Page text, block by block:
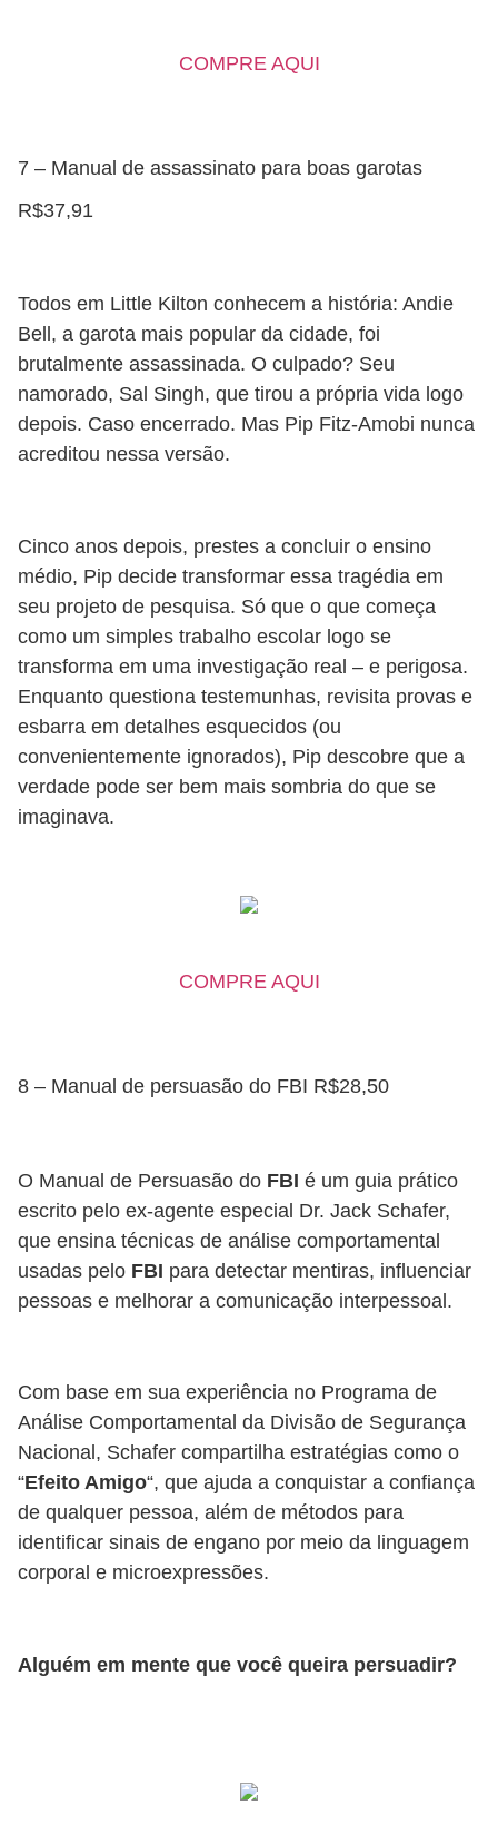
COMPRE AQUI
7 – Manual de assassinato para boas garotas
R$37,91
Todos em Little Kilton conhecem a história: Andie
Bell, a garota mais popular da cidade, foi
brutalmente assassinada. O culpado? Seu
namorado, Sal Singh, que tirou a própria vida logo
depois. Caso encerrado. Mas Pip Fitz-Amobi nunca
acreditou nessa versão.
Cinco anos depois, prestes a concluir o ensino
médio, Pip decide transformar essa tragédia em
seu projeto de pesquisa. Só que o que começa
como um simples trabalho escolar logo se
transforma em uma investigação real – e perigosa.
Enquanto questiona testemunhas, revisita provas e
esbarra em detalhes esquecidos (ou
convenientemente ignorados), Pip descobre que a
verdade pode ser bem mais sombria do que se
imaginava.
COMPRE AQUI
8 – Manual de persuasão do FBI R$28,50
O Manual de Persuasão do FBI é um guia prático
escrito pelo ex-agente especial Dr. Jack Schafer,
que ensina técnicas de análise comportamental
usadas pelo FBI para detectar mentiras, influenciar
pessoas e melhorar a comunicação interpessoal.
Com base em sua experiência no Programa de
Análise Comportamental da Divisão de Segurança
Nacional, Schafer compartilha estratégias como o
“Efeito Amigo“, que ajuda a conquistar a confiança
de qualquer pessoa, além de métodos para
identificar sinais de engano por meio da linguagem
corporal e microexpressões.
Alguém em mente que você queira persuadir?